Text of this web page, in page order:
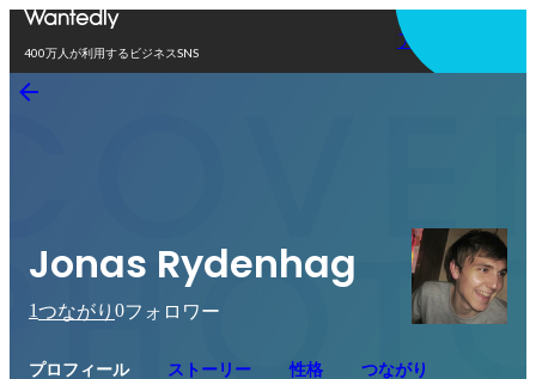
400万人が利用するビジネスSNS
アプリを使う
Jonas Rydenhag
1つながり 0フォロワー
プロフィール ストーリー 性格 つながり